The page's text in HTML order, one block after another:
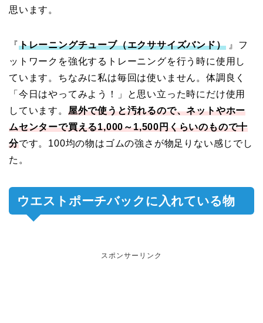
思います。
『トレーニングチューブ（エクササイズバンド）』フ
ットワークを強化するトレーニングを行う時に使用し
ています。ちなみに私は毎回は使いません。体調良く
「今日はやってみよう！」と思い立った時にだけ使用
しています。 屋外で使うと汚れるので、ネットやホー
ムセンターで買える1,000～1,500円くらいのもので十
分です。100均の物はゴムの強さが物足りない感じでし
た。
ウエストポーチバックに入れている物
スポンサーリンク